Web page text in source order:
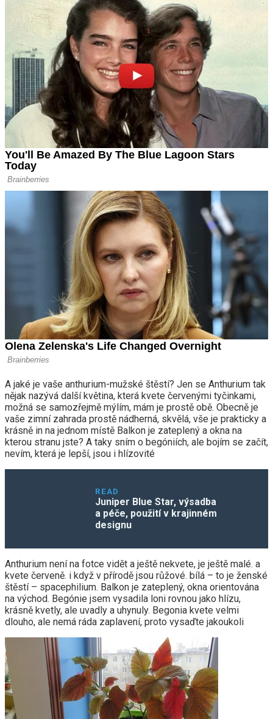
A jaké je vaše anthurium-mužské štěstí? Jen se Anthurium tak
nějak nazývá další květina, která kvete červenými tyčinkami,
možná se samozřejmě mýlím, mám je prostě obě. Obecně je
vaše zimní zahrada prostě nádherná, skvělá, vše je prakticky a
krásně in na jednom místě Balkon je zateplený a okna na
kterou stranu jste? A taky sním o begóniích, ale bojím se začít,
nevím, která je lepší, jsou i hlízovité
READ
Juniper Blue Star, výsadba
a péče, použití v krajinném
designu
Anthurium není na fotce vidět a ještě nekvete, je ještě malé. a
kvete červeně. i když v přírodě jsou růžové. bílá – to je ženské
štěstí – spacephilium. Balkon je zateplený, okna orientována
na východ. Begónie jsem vysadila loni rovnou jako hlízu,
krásně kvetly, ale uvadly a uhynuly. Begonia kvete velmi
dlouho, ale nemá ráda zaplavení, proto vysaďte jakoukoli